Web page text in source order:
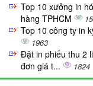
Top 10 xưởng in
hàng TPHCM
Top 10 công ty in
1963
Đặt in phiếu thu 2
đơn giá t...
1824